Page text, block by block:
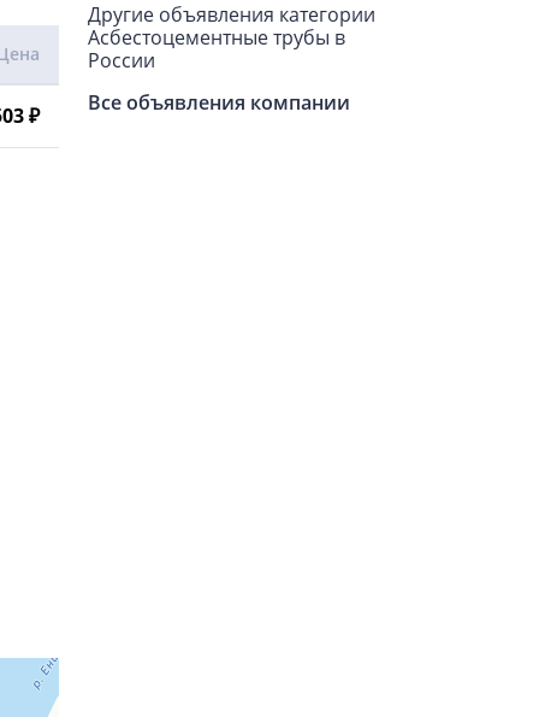
₽
Другие объявления категории
Асбестоцементные трубы в
России
Все объявления компании